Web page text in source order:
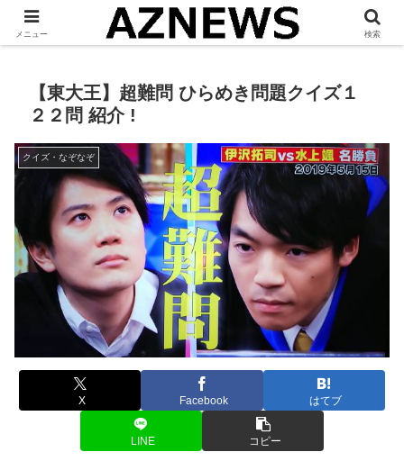
「 見たい・役立つ・面白い 」をお伝えします。
【東大王】超難問 ひらめき問題クイズ１
２２問 紹介 !
クイズ・なぞなぞ
X Facebook はてブ
LINE コピー
メニュー 検索